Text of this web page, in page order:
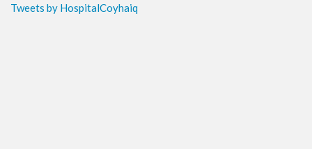
Tweets by HospitalCoyhaiq